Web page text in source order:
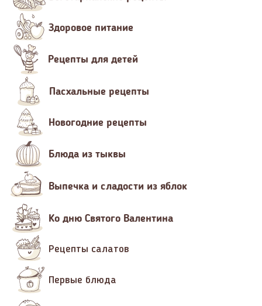
Здоровое питание
Рецепты для детей
Пасхальные рецепты
Новогодние рецепты
Блюда из тыквы
Выпечка и сладости из яблок
Ко дню Святого Валентина
Рецепты салатов
Первые блюда